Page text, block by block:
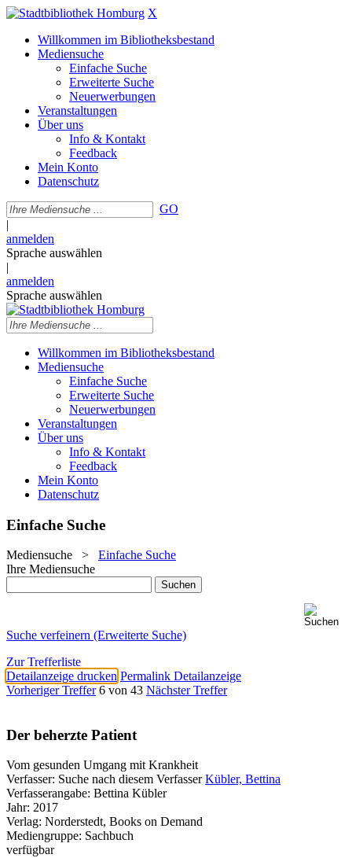
X
Willkommen im Bibliotheksbestand
Mediensuche
Einfache Suche
Erweiterte Suche
Neuerwerbungen
Veranstaltungen
Über uns
Info & Kontakt
Feedback
Mein Konto
Datenschutz
GO
|
anmelden
Sprache auswählen
|
anmelden
Sprache auswählen
Willkommen im Bibliotheksbestand
Mediensuche
Einfache Suche
Erweiterte Suche
Neuerwerbungen
Veranstaltungen
Über uns
Info & Kontakt
Feedback
Mein Konto
Datenschutz
Einfache Suche
Mediensuche > Einfache Suche
Ihre Mediensuche
Suche verfeinern (Erweiterte Suche)
Zur Trefferliste
Detailanzeige drucken Permalink Detailanzeige
Vorheriger Treffer 6 von 43 Nächster Treffer
Der beherzte Patient
Vom gesunden Umgang mit Krankheit
Verfasser: Suche nach diesem Verfasser Kübler, Bettina
Verfasserangabe: Bettina Kübler
Jahr: 2017
Verlag: Norderstedt, Books on Demand
Mediengruppe: Sachbuch
verfügbar